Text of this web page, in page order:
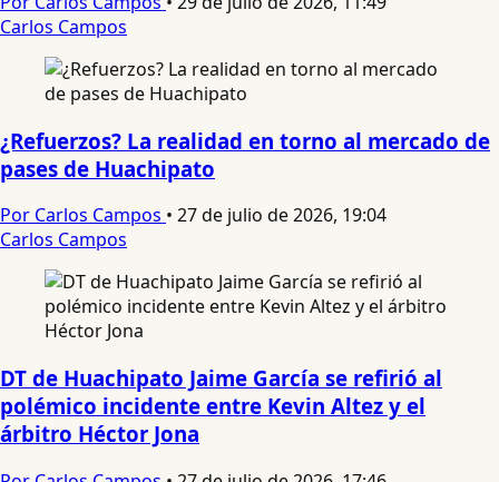
Carlos Campos
¿Refuerzos? La realidad en torno al mercado de
pases de Huachipato
Por Carlos Campos • 27 de julio de 2026, 19:04
Carlos Campos
DT de Huachipato Jaime García se refirió al
polémico incidente entre Kevin Altez y el
árbitro Héctor Jona